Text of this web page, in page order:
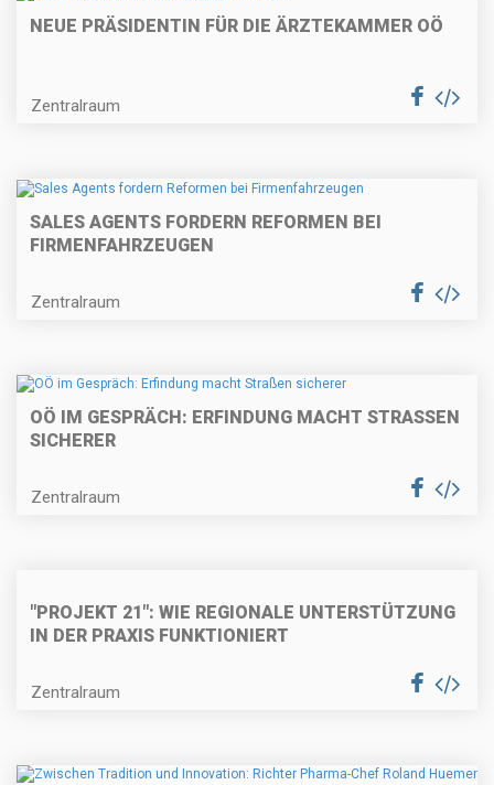
NEUE PRÄSIDENTIN FÜR DIE ÄRZTEKAMMER OÖ
Zentralraum
SALES AGENTS FORDERN REFORMEN BEI
FIRMENFAHRZEUGEN
Zentralraum
OÖ IM GESPRÄCH: ERFINDUNG MACHT STRASSEN S
ICHERER
Zentralraum
"PROJEKT 21": WIE REGIONALE UNTERSTÜTZUNG
IN DER PRAXIS FUNKTIONIERT
Zentralraum